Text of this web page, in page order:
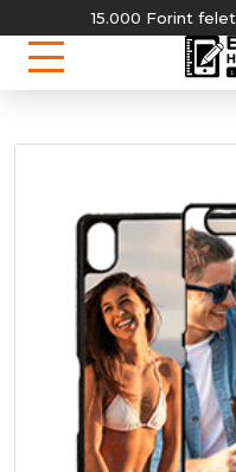
15.000 Forint felett